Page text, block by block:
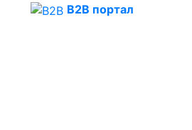
B2B портал